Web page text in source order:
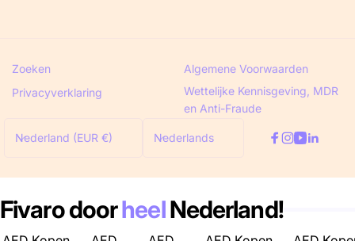
Zoeken
Algemene Voorwaarden
Privacyverklaring
Wettelijke Kennisgeving, MDR
en Anti-Fraude
L
n
/
r
Nederland (EUR €)
T
a
Nederlands
Facebook
Instagram
YouTube
Fivaro doorheelNederland!